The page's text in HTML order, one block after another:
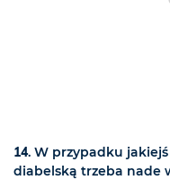
14. W przypadku
diabelską trzeba nade